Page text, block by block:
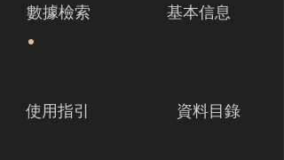
數據檢索 基本信息
使用指引 資料目錄